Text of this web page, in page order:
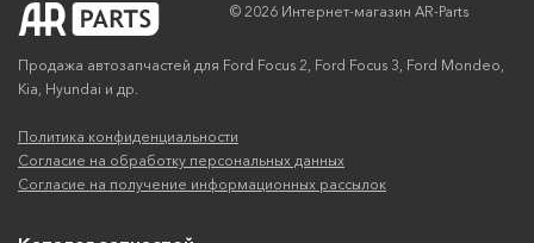
© 2026 Интернет-магазин AR-Parts
Продажа автозапчастей для Ford Focus 2, Ford Focus 3, Ford Mondeo,
Kia, Hyundai и др.
Политика конфиденциальности
Согласие на обработку персональных данных
Согласие на получение информационных рассылок